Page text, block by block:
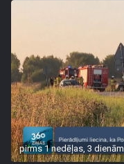
pirms 1 nedēļas, 3 dienām